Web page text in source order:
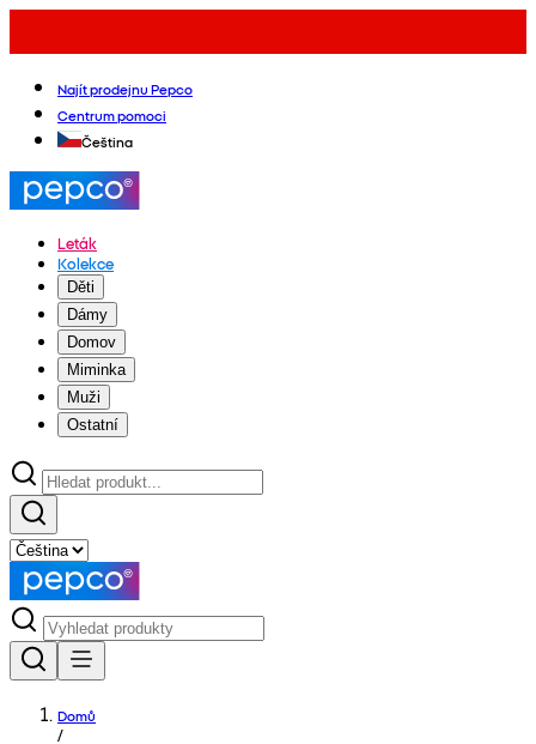
Najít prodejnu Pepco
Centrum pomoci
Čeština
Leták
Kolekce
Děti
Dámy
Domov
Miminka
Muži
Ostatní
Domů
/